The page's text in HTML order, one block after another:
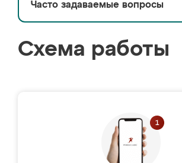
Часто задаваемые вопросы
Схема работы